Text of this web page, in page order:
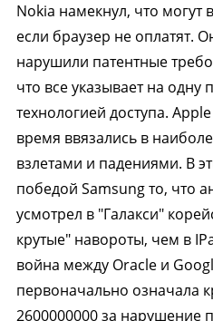
Nokia намекнул, что могут
если браузер не оплатят.
нарушили патентные
что все указывает на одну
технологией доступа.
время ввязались в
взлетами и падениями. В
победой Samsung то, что
усмотрел в "Галакси"
крутые" навороты, чем в
война между Oracle и
первоначально означала
2600000000 за нарушение